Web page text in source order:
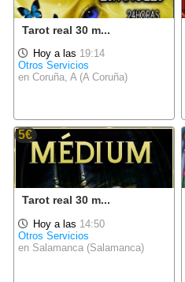
Tarot real 30 m...
Hoy a las 19:14
Otros Servicios
en Coruña, A (A Coruña)
5€
Tarot real 30 m...
Hoy a las 14:50
Otros Servicios
en Salamanca (Salamanca)